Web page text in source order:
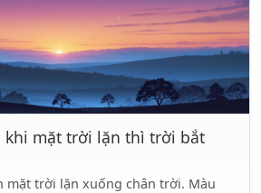
khi mặt trời lặn thì trời bắt
mặt trời lặn xuống chân trời. Màu